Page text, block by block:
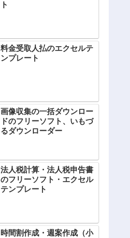
ト
料金受取人払のエクセルテ
ンプレート
画像収集の一括ダウンロー
ドのフリーソフト、いもづ
るダウンローダー
法人税計算・法人税申告書
のフリーソフト・エクセル
テンプレート
時間割作成・週案作成（小